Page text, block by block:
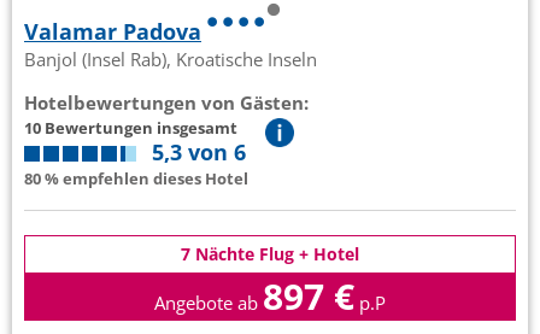
Valamar Padova
Banjol (Insel Rab), Kroatische Inseln
Hotelbewertungen von Gästen:
10 Bewertungen insgesamt
5,3 von 6
80 % empfehlen dieses Hotel
7 Nächte Flug + Hotel
Angebote ab 897 € p.P